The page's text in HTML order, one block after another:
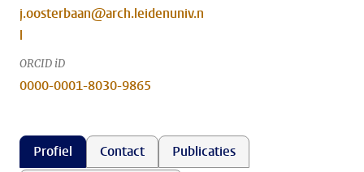
j.oosterbaan@arch.leidenuniv.n
l
ORCID iD
0000-0001-8030-9865
Profiel Contact
Publicaties